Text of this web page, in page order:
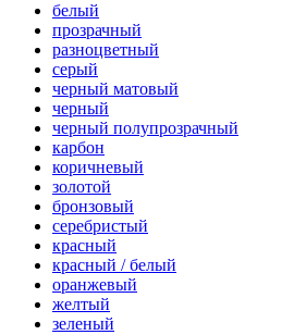
белый
прозрачный
разноцветный
серый
черный матовый
черный
черный полупрозрачный
карбон
коричневый
золотой
бронзовый
серебристый
красный
красный / белый
оранжевый
желтый
зеленый